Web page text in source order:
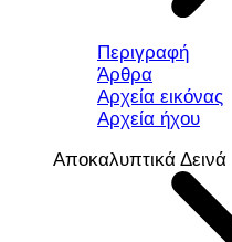
Περιγραφή
Άρθρα
Αρχεία εικόνας
Αρχεία ήχου
Αποκαλυπτικά Δεινά